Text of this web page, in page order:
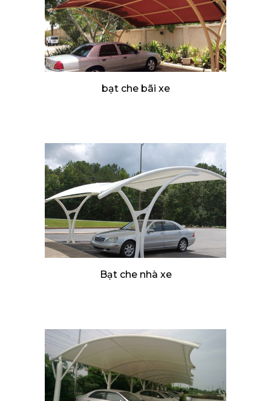
bạt che bãi xe
Bạt che nhà xe